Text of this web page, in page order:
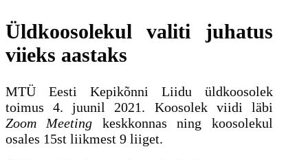
Üldkoosolekul valiti juhatus
viieks aastaks
MTÜ Eesti Kepikõnni Liidu üldkoosolek
toimus 4. juunil 2021. Koosolek viidi läbi
Zoom Meeting keskkonnas ning koosolekul
osales 15st liikmest 9 liiget.